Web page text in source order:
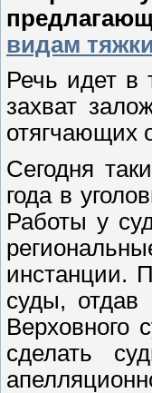
видам
Речь идет в
захват
отягчающих
Сегодня
года в
Работы у
инстанции.
суды, отдав
Верховного
сделать